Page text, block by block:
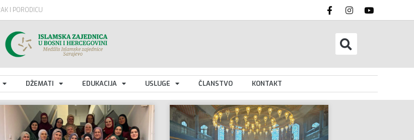
I PORODICU
DŽEMATI EDUKACIJA USLUGE ČLANSTVO KONTAKT